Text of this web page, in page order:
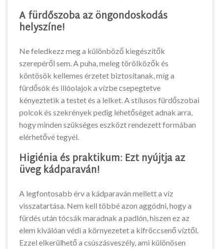
A fürdőszoba az öngondoskodás
helyszíne!
Ne feledkezz meg a különböző kiegészítők
szerepéről sem. A puha, meleg törölközők és
köntösök kellemes érzetet biztosítanak, míg a
fürdősók és illóolajok a vízbe csepegtetve
kényeztetik a testet és a lelket. A stílusos fürdőszobai
polcok és szekrények pedig lehetőséget adnak arra,
hogy minden szükséges eszközt rendezett formában
elérhetővé tegyél.
Higiénia és praktikum: Ezt nyújtja az
üveg kádparaván!
A legfontosabb érv a kádparaván mellett a víz
visszatartása. Nem kell többé azon aggódni, hogy a
fürdés után tócsák maradnak a padlón, hiszen ez az
elem kiválóan védi a környezetet a kifröccsenő víztől.
Ezzel elkerülhető a csúszásveszély, ami különösen